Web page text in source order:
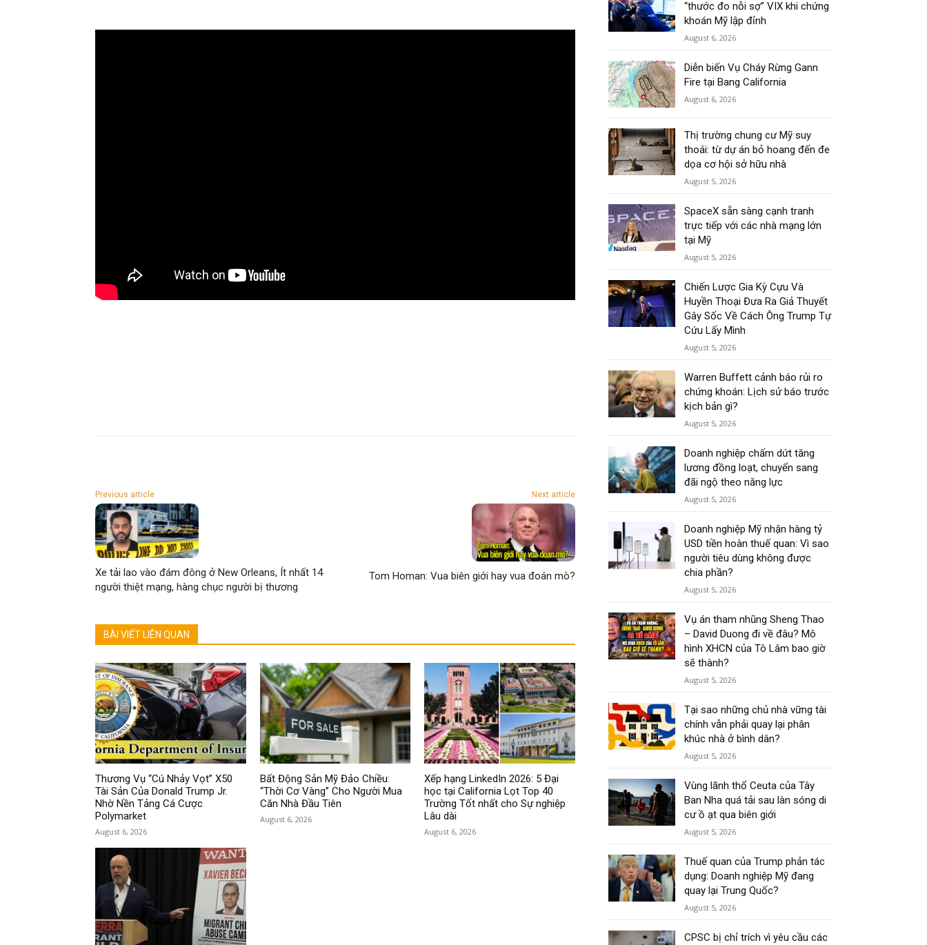
Previous article
Xe tải lao vào đám đông ở New Orleans, Ít nhất 14
người thiệt mạng, hàng chục người bị thương
Next article
Tom Homan: Vua biên giới hay vua đoán mò?
BÀI VIẾT LIÊN QUAN
Thương Vụ “Cú Nhảy Vọt” X50
Tài Sản Của Donald Trump Jr.
Nhờ Nền Tảng Cá Cược
Polymarket
August 6, 2026
Bất Động Sản Mỹ Đảo Chiều:
“Thời Cơ Vàng” Cho Người Mua
Căn Nhà Đầu Tiên
August 6, 2026
Xếp hạng LinkedIn 2026: 5 Đại
học tại California Lọt Top 40
Trường Tốt nhất cho Sự nghiệp
Lâu dài
August 6, 2026
“thước đo nỗi sợ” VIX khi chứng
khoán Mỹ lập đỉnh
August 6, 2026
Diễn biến Vụ Cháy Rừng Gann
Fire tại Bang California
August 6, 2026
Thị trường chung cư Mỹ suy
thoái: từ dự án bỏ hoang đến đe
dọa cơ hội sở hữu nhà
August 5, 2026
SpaceX sẵn sàng cạnh tranh
trực tiếp với các nhà mạng lớn
tại Mỹ
August 5, 2026
Chiến Lược Gia Kỳ Cựu Và
Huyền Thoại Đưa Ra Giả Thuyết
Gây Sốc Về Cách Ông Trump Tự
Cứu Lấy Mình
August 5, 2026
Warren Buffett cảnh báo rủi ro
chứng khoán: Lịch sử báo trước
kịch bản gì?
August 5, 2026
Doanh nghiệp chấm dứt tăng
lương đồng loạt, chuyển sang
đãi ngộ theo năng lực
August 5, 2026
Doanh nghiệp Mỹ nhận hàng tỷ
USD tiền hoàn thuế quan: Vì sao
người tiêu dùng không được
chia phần?
August 5, 2026
Vụ án tham nhũng Sheng Thao
– David Duong đi về đâu? Mô
hình XHCN của Tô Lâm bao giờ
sẽ thành?
August 5, 2026
Tại sao những chủ nhà vững tài
chính vẫn phải quay lại phân
khúc nhà ở bình dân?
August 5, 2026
Vùng lãnh thổ Ceuta của Tây
Ban Nha quá tải sau làn sóng di
cư ồ ạt qua biên giới
August 5, 2026
Thuế quan của Trump phản tác
dụng: Doanh nghiệp Mỹ đang
quay lại Trung Quốc?
August 5, 2026
CPSC bị chỉ trích vì yêu cầu các